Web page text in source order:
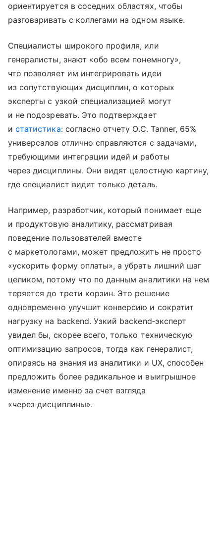
ориентируется в соседних областях, чтобы
разговаривать с коллегами на одном языке.
Специалисты широкого профиля, или
генералисты, знают «обо всем понемногу»,
что позволяет им интегрировать идеи
из сопутствующих дисциплин, о которых
эксперты с узкой специализацией могут
и не подозревать. Это подтверждает
истатистика: согласно отчету O.C. Tanner, 65%
универсалов отлично справляются с задачами,
требующими интеграции идей и работы
через дисциплины. Они видят целостную картину,
где специалист видит только деталь.
Например, разработчик, который понимает еще
и продуктовую аналитику, рассматривая
поведение пользователей вместе
с маркетологами, может предложить не просто
«ускорить форму оплаты», а убрать лишний шаг
целиком, потому что по данным аналитики на нем
теряется до трети корзин. Это решение
одновременно улучшит конверсию и сократит
нагрузку на backend. Узкий backend‑эксперт
увидел бы, скорее всего, только техническую
оптимизацию запросов, тогда как генералист,
опираясь на знания из аналитики и UX, способен
предложить более радикальное и выигрышное
изменение именно за счет взгляда
«через дисциплины».